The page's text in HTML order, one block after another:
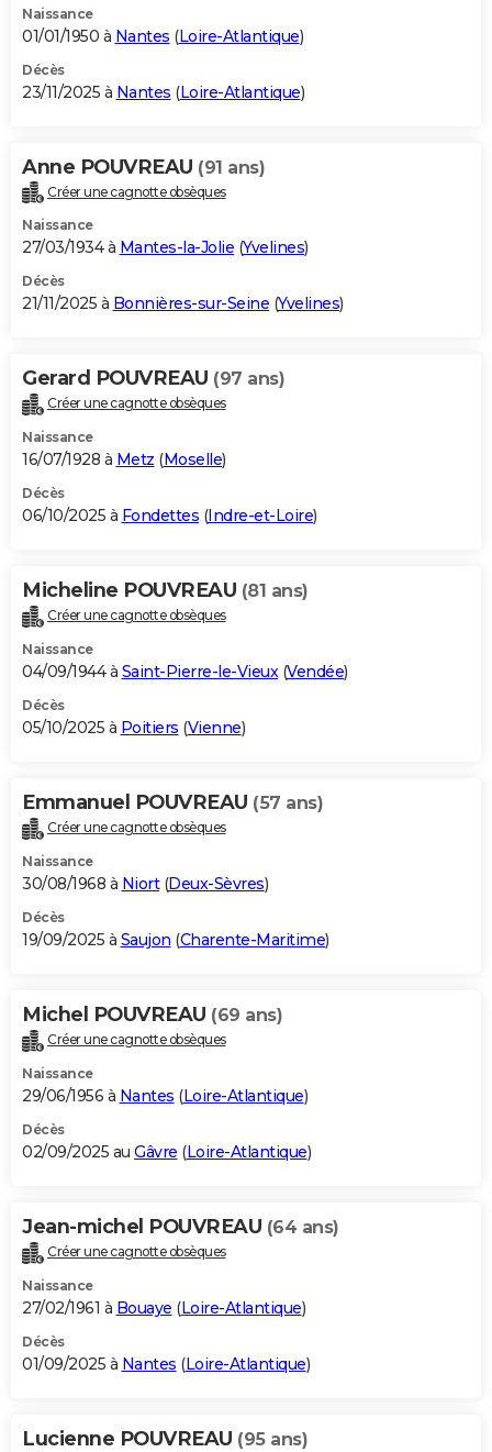
Naissance
01/01/1950 à Nantes (Loire-Atlantique)
Décès
23/11/2025 à Nantes (Loire-Atlantique)
Anne POUVREAU (91 ans)
Créer une cagnotte obsèques
Naissance
27/03/1934 à Mantes-la-Jolie (Yvelines)
Décès
21/11/2025 à Bonnières-sur-Seine (Yvelines)
Gerard POUVREAU (97 ans)
Créer une cagnotte obsèques
Naissance
16/07/1928 à Metz (Moselle)
Décès
06/10/2025 à Fondettes (Indre-et-Loire)
Micheline POUVREAU (81 ans)
Créer une cagnotte obsèques
Naissance
04/09/1944 à Saint-Pierre-le-Vieux(Vendée)
Décès
05/10/2025 à Poitiers (Vienne)
Emmanuel POUVREAU (57 ans)
Créer une cagnotte obsèques
Naissance
30/08/1968 à Niort(Deux-Sèvres)
Décès
19/09/2025 à Saujon (Charente-Maritime)
Michel POUVREAU (69 ans)
Créer une cagnotte obsèques
Naissance
29/06/1956 à Nantes (Loire-Atlantique)
Décès
02/09/2025 au Gâvre (Loire-Atlantique)
Jean-michel POUVREAU (64 ans)
Créer une cagnotte obsèques
Naissance
27/02/1961 à Bouaye (Loire-Atlantique)
Décès
01/09/2025 à Nantes (Loire-Atlantique)
Lucienne POUVREAU (95 ans)